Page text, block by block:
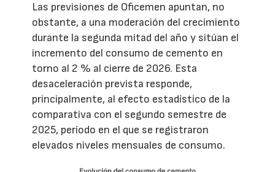
Las previsiones de Oficemen apuntan, no
obstante, a una moderación del crecimiento
durante la segunda mitad del año y sitúan el
incremento del consumo de cemento en
torno al 2 % al cierre de 2026. Esta
desaceleración prevista responde,
principalmente, al efecto estadístico de la
comparativa con el segundo semestre de
2025, período en el que se registraron
elevados niveles mensuales de consumo.